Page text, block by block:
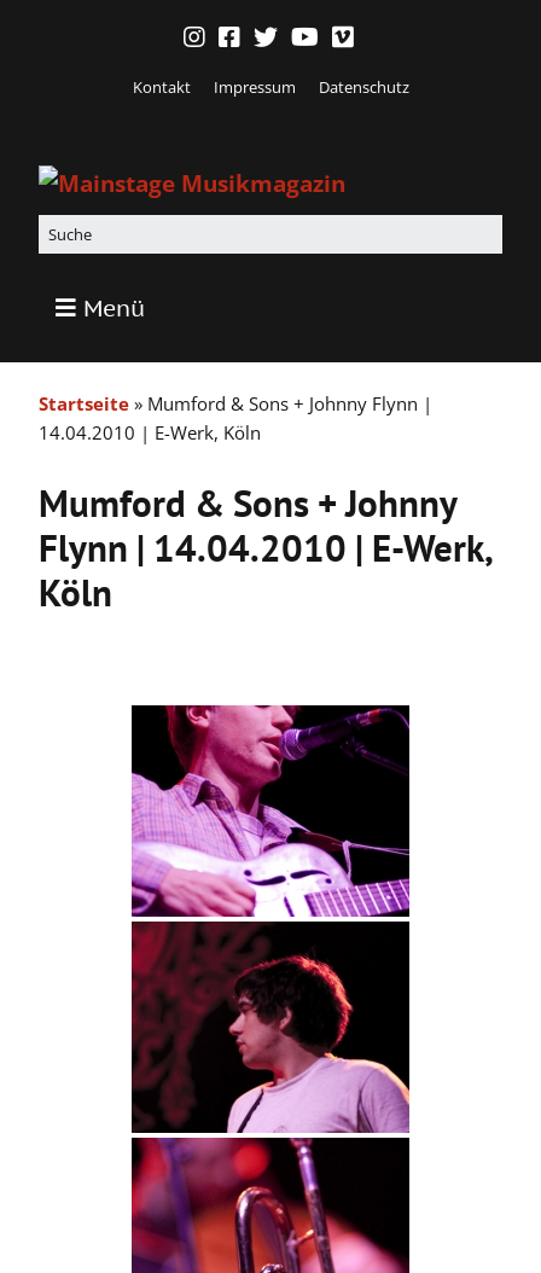
Kontakt Impressum Datenschutz
Menü
Startseite » Mumford & Sons + Johnny Flynn |
14.04.2010 | E-Werk, Köln
Mumford & Sons + Johnny
Flynn | 14.04.2010 | E-Werk,
Köln